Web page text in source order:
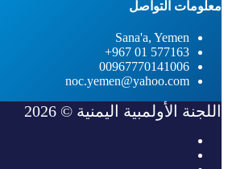
معلومات التواصل
Sana'a, Yemen
577163 01 967+
00967770141006
noc.yemen@yahoo.com
اللجنة الأولمبية اليمنية © 2026